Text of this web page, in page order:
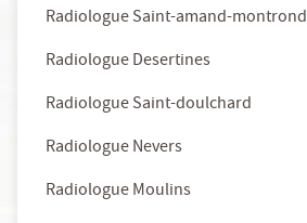
Radiologue Saint-amand-montrond
Radiologue Desertines
Radiologue Saint-doulchard
Radiologue Nevers
Radiologue Moulins